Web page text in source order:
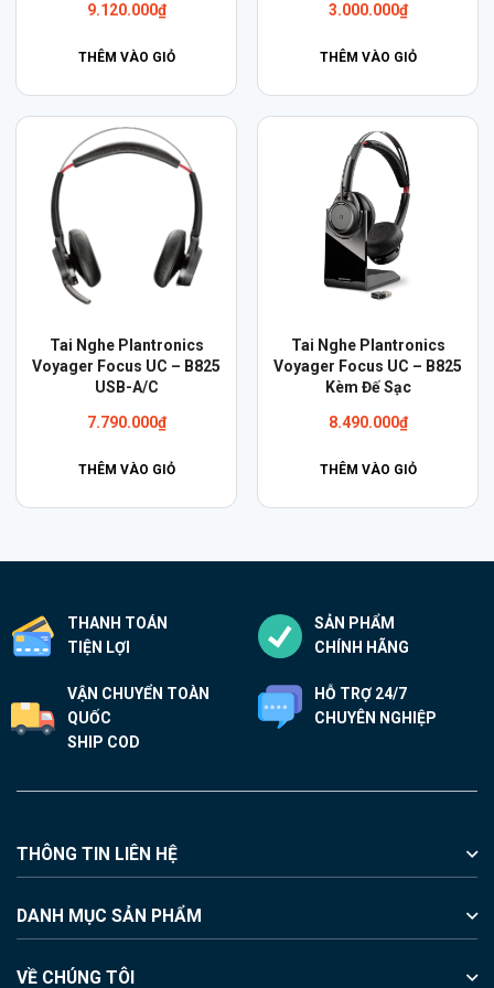
9.120.000₫
THÊM VÀO GIỎ
3.000.000₫
THÊM VÀO GIỎ
Tai Nghe Plantronics
Voyager Focus UC – B825
USB-A/C
7.790.000₫
THÊM VÀO GIỎ
Tai Nghe Plantronics
Voyager Focus UC – B825
Kèm Đế Sạc
8.490.000₫
THÊM VÀO GIỎ
THANH TOÁN
TIỆN LỢI
SẢN PHẨM
CHÍNH HÃNG
VẬN CHUYỂN TOÀN
QUỐC
SHIP COD
HỖ TRỢ 24/7
CHUYÊN NGHIỆP
THÔNG TIN LIÊN HỆ
DANH MỤC SẢN PHẨM
VỀ CHÚNG TÔI